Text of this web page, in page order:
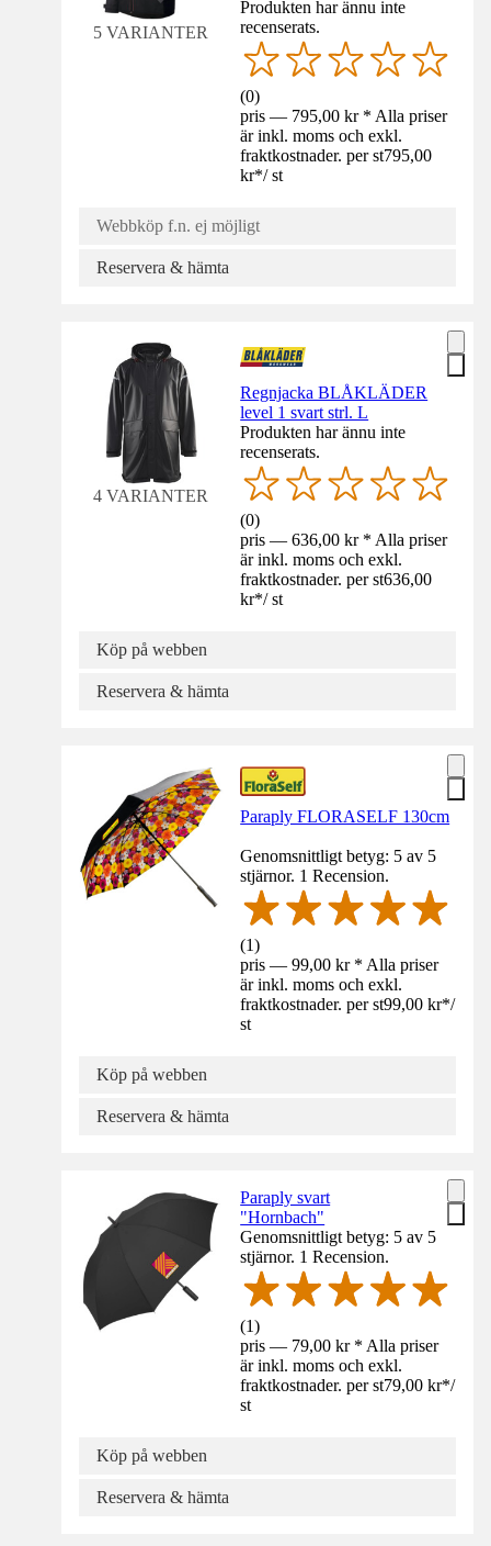
5 VARIANTER
Produkten har ännu inte
recenserats.
(0)
pris — 795,00 kr * Alla priser
är inkl. moms och exkl.
fraktkostnader. per st795,00
kr*/ st
Webbköp f.n. ej möjligt
Reservera & hämta
4 VARIANTER
Regnjacka BLÅKLÄDER
level 1 svart strl. L
Produkten har ännu inte
recenserats.
(0)
pris — 636,00 kr * Alla priser
är inkl. moms och exkl.
fraktkostnader. per st636,00
kr*/ st
Köp på webben
Reservera & hämta
Paraply FLORASELF 130cm
Genomsnittligt betyg: 5 av 5
stjärnor. 1 Recension.
(1)
pris — 99,00 kr * Alla priser
är inkl. moms och exkl.
fraktkostnader. per st99,00 kr*/
st
Köp på webben
Reservera & hämta
Paraply svart
"Hornbach"
Genomsnittligt betyg: 5 av 5
stjärnor. 1 Recension.
(1)
pris — 79,00 kr * Alla priser
är inkl. moms och exkl.
fraktkostnader. per st79,00 kr*/
st
Köp på webben
Reservera & hämta